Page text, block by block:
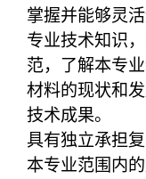
掌握并能够灵
专业技术知识
范，了解本专
材料的现状和
技术成果。
具有独立承担
本专业范围内